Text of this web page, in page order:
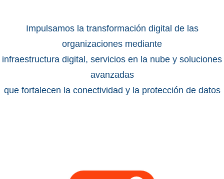
Impulsamos la transformación digital de las
organizaciones mediante
infraestructura digital, servicios en la nube y soluciones
avanzadas
que fortalecen la conectividad y la protección de datos